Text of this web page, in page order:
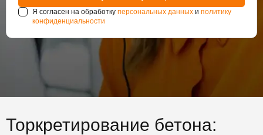
Я согласен на обработку персональных данных и политику
конфиденциальности
Торкретирование бетона: